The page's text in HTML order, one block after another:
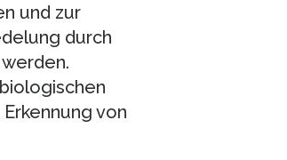
und zur
durch
von